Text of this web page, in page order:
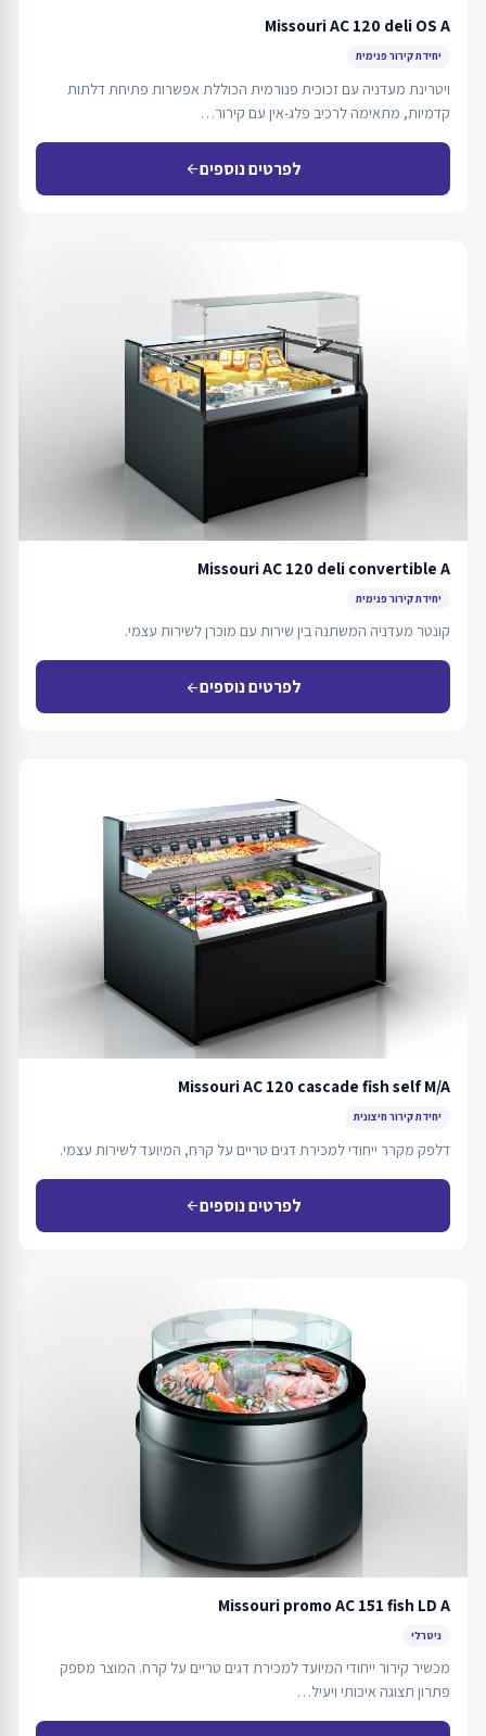
Missouri AC 120 deli OS A
יחידת קירור פנימית
ויטרינת מעדניה עם זכוכית פנורמית הכוללת אפשרות פתיחת דלתות
קדמיות, מתאימה לרכיב פלג-אין עם קירור…
לפרטים נוספיםarrow_back
Missouri AC 120 deli convertible A
יחידת קירור פנימית
קונטר מעדניה המשתנה בין שירות עם מוכרן לשירות עצמי.
לפרטים נוספיםarrow_back
Missouri AC 120 cascade fish self M/A
יחידת קירור חיצונית
דלפק מקרר ייחודי למכירת דגים טריים על קרח, המיועד לשירות עצמי.
לפרטים נוספיםarrow_back
Missouri promo AC 151 fish LD A
ניטרלי
מכשיר קירור ייחודי המיועד למכירת דגים טריים על קרח. המוצר מספק
פתרון תצוגה איכותי ויעיל…